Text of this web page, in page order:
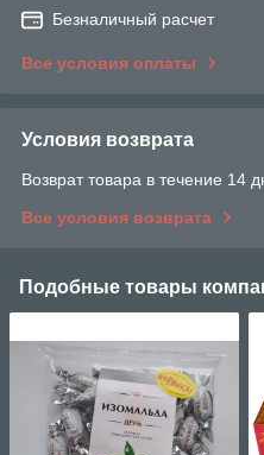
Безналичный расчет
Все условия оплаты
Условия возврата
Возврат товара в течение 14
Все условия возврата
Подобные товары